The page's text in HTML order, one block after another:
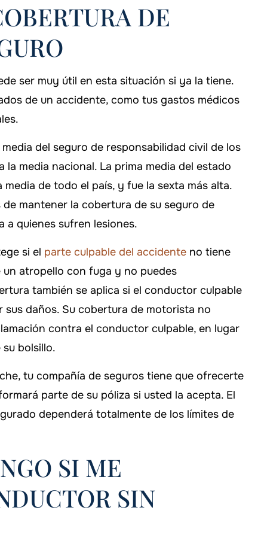
DE
ser muy útil en esta situación si ya la tiene.
de un accidente, como tus gastos médicos
media del seguro de responsabilidad civil de los
media nacional. La prima media del estado
de todo el país, y fue la sexta más alta.
mantener la cobertura de su seguro de
a quienes sufren lesiones.
si el parte culpable del accidente no tiene
atropello con fuga y no puedes
también se aplica si el conductor culpable
daños. Su cobertura de motorista no
contra el conductor culpable, en lugar
bolsillo.
tu compañía de seguros tiene que ofrecerte
parte de su póliza si usted la acepta. El
dependerá totalmente de los límites de
SI ME
SIN